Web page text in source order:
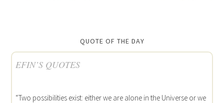
QUOTE OF THE DAY
EFIN’S QUOTES
“Two possibilities exist: either we are alone in the Universe or we